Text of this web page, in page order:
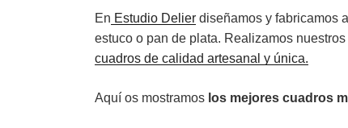
En Estudio Delier diseñamos y fabricamos
estuco o pan de plata. Realizamos nuestros
cuadros de calidad artesanal y única.
Aquí os mostramos los mejores cuadros